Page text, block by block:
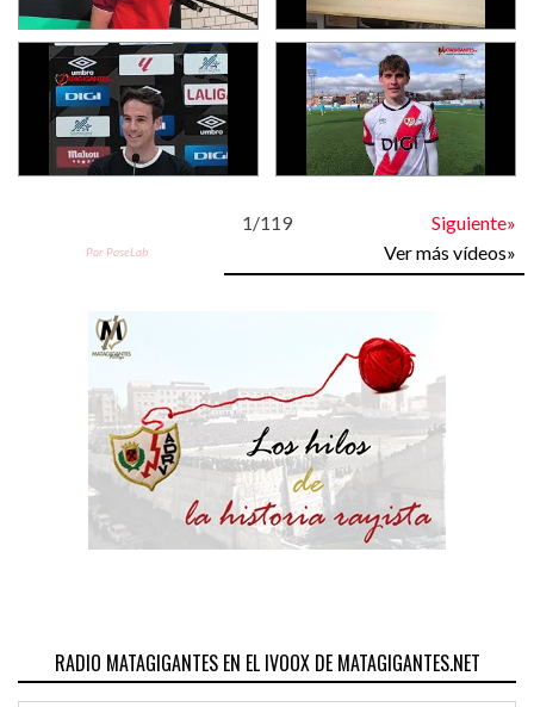
1/119 Siguiente»
Por PoseLab Ver más vídeos»
RADIO MATAGIGANTES EN EL IVOOX DE MATAGIGANTES.NET